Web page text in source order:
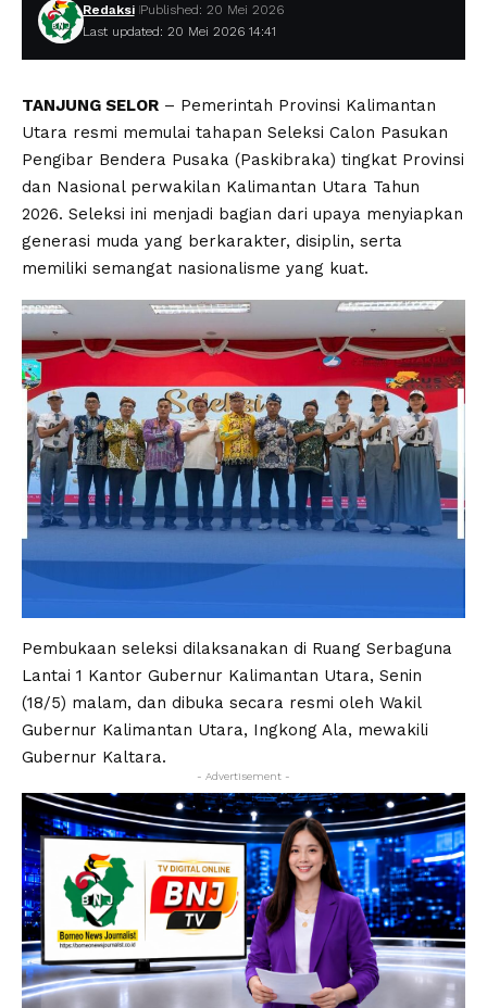
Last updated: 20 Mei 2026 14:41
Redaksi Published: 20 Mei 2026
TANJUNG SELOR – Pemerintah Provinsi Kalimantan
Utara resmi memulai tahapan Seleksi Calon Pasukan
Pengibar Bendera Pusaka (Paskibraka) tingkat Provinsi
dan Nasional perwakilan Kalimantan Utara Tahun
2026. Seleksi ini menjadi bagian dari upaya menyiapkan
generasi muda yang berkarakter, disiplin, serta
memiliki semangat nasionalisme yang kuat.
Pembukaan seleksi dilaksanakan di Ruang Serbaguna
Lantai 1 Kantor Gubernur Kalimantan Utara, Senin
(18/5) malam, dan dibuka secara resmi oleh Wakil
Gubernur Kalimantan Utara, Ingkong Ala, mewakili
Gubernur Kaltara.
- Advertisement -